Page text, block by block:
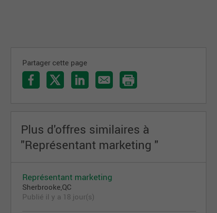
Partager cette page
Plus d'offres similaires à
"Représentant marketing "
Représentant marketing
Sherbrooke,QC
Publié il y a 18 jour(s)